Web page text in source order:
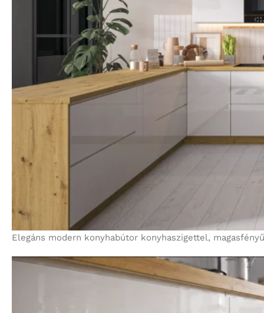
Elegáns modern konyhabútor konyhaszigettel,